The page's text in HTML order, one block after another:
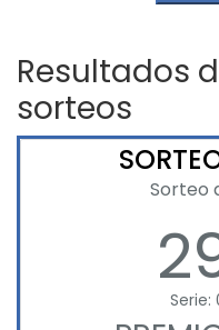
Resultados
sorteos
Sorteo
Serie: